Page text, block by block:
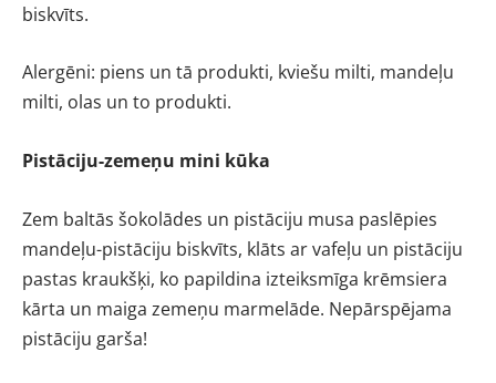
biskvīts.
Alergēni: piens un tā produkti, kviešu milti, mandeļu
milti, olas un to produkti.
Pistāciju-zemeņu mini kūka
Zem baltās šokolādes un pistāciju musa paslēpies
mandeļu-pistāciju biskvīts, klāts ar vafeļu un pistāciju
pastas kraukšķi, ko papildina izteiksmīga krēmsiera
kārta un maiga zemeņu marmelāde. Nepārspējama
pistāciju garša!